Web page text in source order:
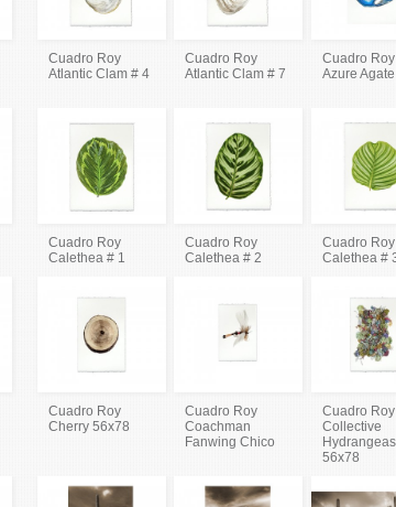
Cuadro Roy
Atlantic Clam # 4
Cuadro Roy
Atlantic Clam # 7
Cuadro Roy
Azure Agate
Cuadro Roy
Calethea # 1
Cuadro Roy
Calethea # 2
Cuadro Roy
Calethea #
Cuadro Roy
Cherry 56x78
Cuadro Roy
Coachman
Fanwing Chico
Cuadro Roy
Collective
Hydrangeas
56x78